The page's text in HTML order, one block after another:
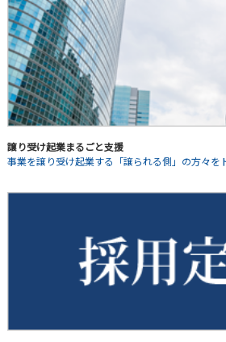
譲り受け起業まるごと支援
事業を譲り受け起業する「譲られる側」の方々を